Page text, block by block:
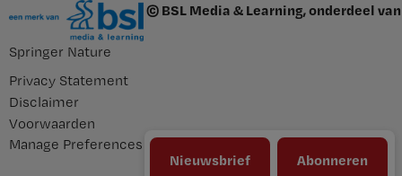
Nieuwsbrief Abonneren
© BSL Media & Learning, onderdeel van
Springer Nature
Privacy Statement
Disclaimer
Voorwaarden
Manage Preferences